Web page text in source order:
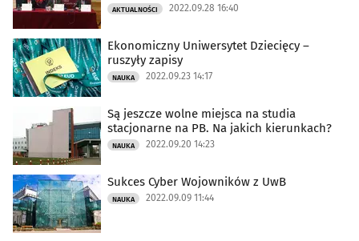
AKTUALNOŚCI 2022.09.28 16:40
Ekonomiczny Uniwersytet Dziecięcy –
ruszyły zapisy
NAUKA 2022.09.23 14:17
Są jeszcze wolne miejsca na studia
stacjonarne na PB. Na jakich kierunkach?
NAUKA 2022.09.20 14:23
Sukces Cyber Wojowników z UwB
NAUKA 2022.09.09 11:44